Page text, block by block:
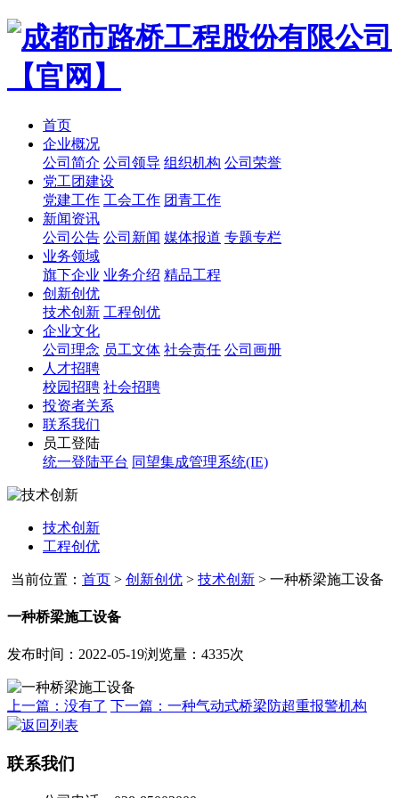
首页
企业概况
公司简介 公司领导 组织机构 公司荣誉
党工团建设
党建工作 工会工作 团青工作
新闻资讯
公司公告 公司新闻 媒体报道 专题专栏
业务领域
旗下企业 业务介绍 精品工程
创新创优
技术创新 工程创优
企业文化
公司理念 员工文体 社会责任 公司画册
人才招聘
校园招聘 社会招聘
投资者关系
联系我们
员工登陆
统一登陆平台 同望集成管理系统(IE)
技术创新
工程创优
当前位置： 首页 > 创新创优 > 技术创新 > 一种桥梁施工设备
一种桥梁施工设备
发布时间：2022-05-19浏览量：4335次
上一篇：没有了 下一篇：一种气动式桥梁防超重报警机构
返回列表
联系我们